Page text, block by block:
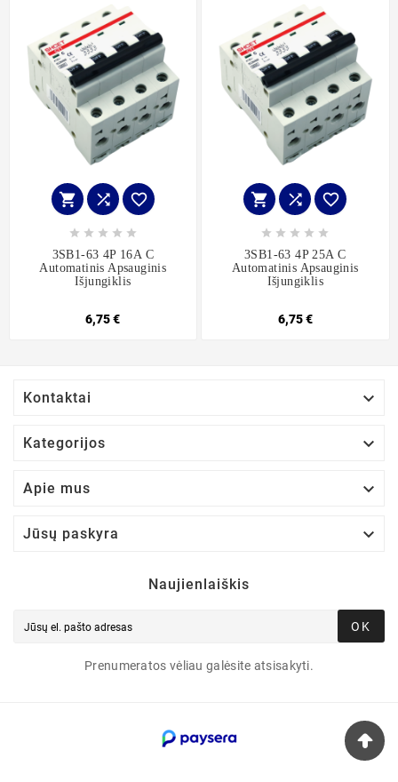
  
    
3SB1-63 4P 16A C
Automatinis Apsauginis
Išjungiklis
6,75 €
  
    
3SB1-63 4P 25A C
Automatinis Apsauginis
Išjungiklis
6,75 €
Kontaktai 
Kategorijos 
Apie mus 
Jūsų paskyra 
Naujienlaiškis
OK
Prenumeratos vėliau galėsite atsisakyti.